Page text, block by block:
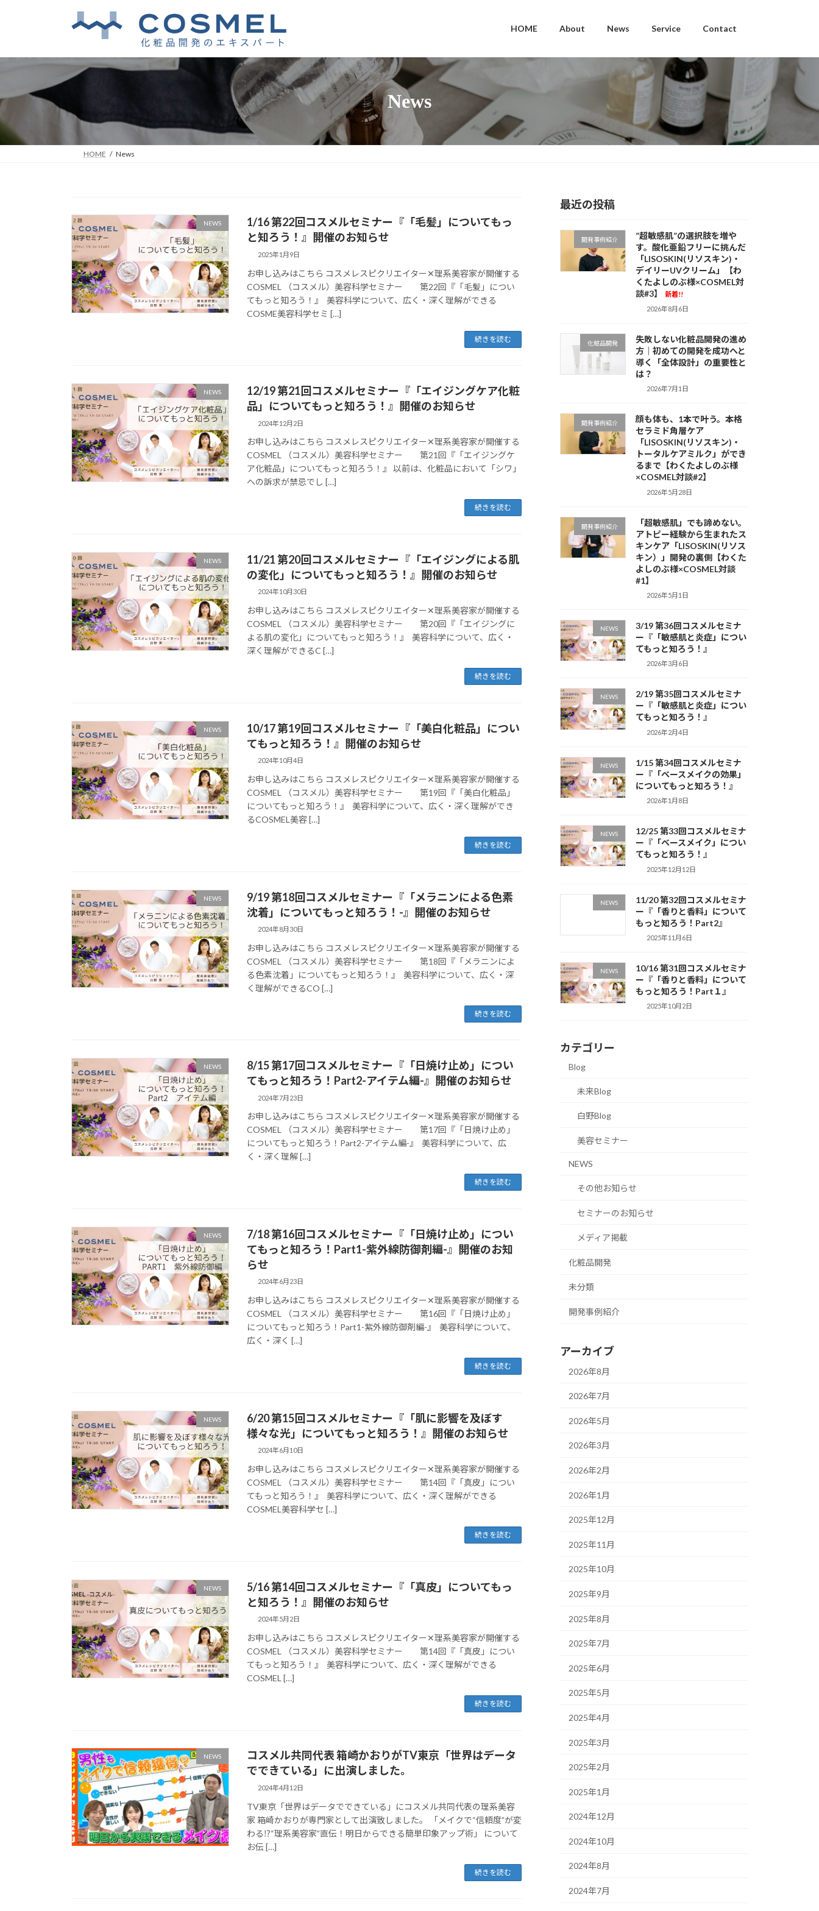
ス
キ
ッ
ン
に
移
HOME About News Service Contact
News
HOME News
NEWS
1/16 第22回コスメルセミナー『「毛髪」についてもっ
と知ろう！』開催のお知らせ
2025年1月9日
お申し込みはこちら コスメレスピクリエイター✕理系美容家が開催する
COSMEL （コスメル）美容科学セミナー 第22回『「毛髪」につい
てもっと知ろう！』 美容科学について、広く・深く理解ができる
COSME美容科学セミ […]
続きを読む
NEWS
12/19 第21回コスメルセミナー『「エイジングケア化粧
品」についてもっと知ろう！』開催のお知らせ
2024年12月2日
お申し込みはこちら コスメレスピクリエイター✕理系美容家が開催する
COSMEL （コスメル）美容科学セミナー 第21回『「エイジングケ
ア化粧品」についてもっと知ろう！』 以前は、化粧品において「シワ」
への訴求が禁忌でし […]
続きを読む
NEWS
11/21 第20回コスメルセミナー『「エイジングによる肌
の変化」についてもっと知ろう！』開催のお知らせ
2024年10月30日
お申し込みはこちら コスメレスピクリエイター✕理系美容家が開催する
COSMEL （コスメル）美容科学セミナー 第20回『「エイジングに
よる肌の変化」についてもっと知ろう！』 美容科学について、広く・
深く理解ができるC […]
続きを読む
NEWS
10/17 第19回コスメルセミナー『「美白化粧品」につい
てもっと知ろう！』開催のお知らせ
2024年10月4日
お申し込みはこちら コスメレスピクリエイター✕理系美容家が開催する
COSMEL （コスメル）美容科学セミナー 第19回『「美白化粧品」
についてもっと知ろう！』 美容科学について、広く・深く理解ができ
るCOSMEL美容 […]
続きを読む
NEWS
9/19 第18回コスメルセミナー『「メラニンによる色素
沈着」についてもっと知ろう！-』開催のお知らせ
2024年8月30日
お申し込みはこちら コスメレスピクリエイター✕理系美容家が開催する
COSMEL （コスメル）美容科学セミナー 第18回『「メラニンによ
る色素沈着」についてもっと知ろう！』 美容科学について、広く・深
く理解ができるCO […]
続きを読む
NEWS
8/15 第17回コスメルセミナー『「日焼け止め」につい
てもっと知ろう！Part2-アイテム編-』開催のお知らせ
2024年7月23日
お申し込みはこちら コスメレスピクリエイター✕理系美容家が開催する
COSMEL （コスメル）美容科学セミナー 第17回『「日焼け止め」
についてもっと知ろう！Part2-アイテム編-』 美容科学について、広
く・深く理解 […]
続きを読む
NEWS
7/18 第16回コスメルセミナー『「日焼け止め」につい
てもっと知ろう！Part1-紫外線防御剤編-』開催のお知
らせ
2024年6月23日
お申し込みはこちら コスメレスピクリエイター✕理系美容家が開催する
COSMEL （コスメル）美容科学セミナー 第16回『「日焼け止め」
についてもっと知ろう！Part1-紫外線防御剤編-』 美容科学について、
広く・深く […]
続きを読む
NEWS
6/20 第15回コスメルセミナー『「肌に影響を及ぼす
様々な光」についてもっと知ろう！』開催のお知らせ
2024年6月10日
お申し込みはこちら コスメレスピクリエイター✕理系美容家が開催する
COSMEL （コスメル）美容科学セミナー 第14回『「真皮」につい
てもっと知ろう！』 美容科学について、広く・深く理解ができる
COSMEL美容科学セ […]
続きを読む
NEWS
5/16 第14回コスメルセミナー『「真皮」についてもっ
と知ろう！』開催のお知らせ
2024年5月2日
お申し込みはこちら コスメレスピクリエイター✕理系美容家が開催する
COSMEL （コスメル）美容科学セミナー 第14回『「真皮」につい
てもっと知ろう！』 美容科学について、広く・深く理解ができる
COSMEL […]
続きを読む
NEWS
コスメル共同代表 箱崎かおりがTV東京「世界はデータ
でできている」に出演しました。
2024年4月12日
TV東京「世界はデータでできている」にコスメル共同代表の理系美容
家 箱崎かおりが専門家として出演致しました。 「メイクで“信頼度”が変
わる⁉“理系美容家”直伝！明日からできる簡単印象アップ術」 について
お伝 […]
続きを読む
最近の投稿
開発事例紹介
”超敏感肌”の選択肢を増や
す。酸化亜鉛フリーに挑んだ
「LISOSKIN(リソスキン)・
デイリーUVクリーム」【わ
くたよしのぶ様×COSMEL対
談#3】
新着!!
2026年8月6日
化粧品開発
失敗しない化粧品開発の進め
方｜初めての開発を成功へと
導く「全体設計」の重要性と
は？
2026年7月1日
開発事例紹介
顔も体も、1本で叶う。本格
セラミド角層ケア
「LISOSKIN(リソスキン)・
トータルケアミルク」ができ
るまで【わくたよしのぶ様
×COSMEL対談#2】
2026年5月28日
開発事例紹介
「超敏感肌」でも諦めない。
アトピー経験から生まれたス
キンケア「LISOSKIN(リソス
キン）」開発の裏側【わくた
よしのぶ様×COSMEL対談
#1】
2026年5月1日
NEWS
3/19 第36回コスメルセミナ
ー『「敏感肌と炎症」につい
てもっと知ろう！』
2026年3月6日
NEWS
2/19 第35回コスメルセミナ
ー『「敏感肌と炎症」につい
てもっと知ろう！』
2026年2月4日
NEWS
1/15 第34回コスメルセミナ
ー『「ベースメイクの効果」
についてもっと知ろう！』
2026年1月8日
NEWS
12/25 第33回コスメルセミナ
ー『「ベースメイク」につい
てもっと知ろう！』
2025年12月12日
NEWS
11/20 第32回コスメルセミナ
ー『「香りと香料」について
もっと知ろう！Part2』
2025年11月6日
NEWS
10/16 第31回コスメルセミナ
ー『「香りと香料」について
もっと知ろう！Part１』
2025年10月2日
カテゴリー
Blog
未来Blog
白野Blog
美容セミナー
NEWS
その他お知らせ
セミナーのお知らせ
メディア掲載
化粧品開発
未分類
開発事例紹介
アーカイブ
2026年8月
2026年7月
2026年5月
2026年3月
2026年2月
2026年1月
2025年12月
2025年11月
2025年10月
2025年9月
2025年8月
2025年7月
2025年6月
2025年5月
2025年4月
2025年3月
2025年2月
2025年1月
2024年12月
2024年10月
2024年8月
2024年7月